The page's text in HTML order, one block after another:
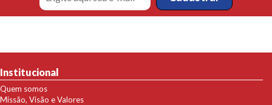
Institucional
Quem somos
Missão, Visão e Valores